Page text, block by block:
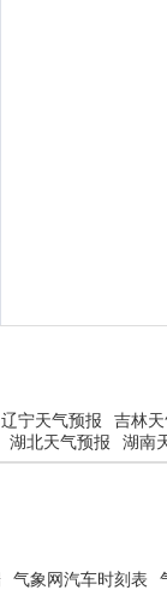
辽宁天气预报
吉林
湖北天气预报 湖南
气象网汽车时刻表